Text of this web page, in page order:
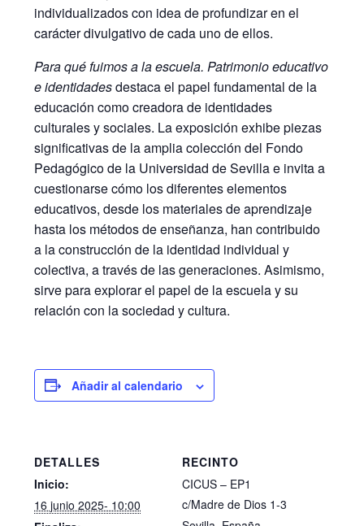
individualizados con idea de profundizar en el
carácter divulgativo de cada uno de ellos.
Para qué fuimos a la escuela. Patrimonio educativo
e identidadesdestaca el papel fundamental de la
educación como creadora de identidades
culturales y sociales. La exposición exhibe piezas
significativas de la amplia colección del Fondo
Pedagógico de la Universidad de Sevilla e invita a
cuestionarse cómo los diferentes elementos
educativos, desde los materiales de aprendizaje
hasta los métodos de enseñanza, han contribuido
a la construcción de la identidad individual y
colectiva, a través de las generaciones. Asimismo,
sirve para explorar el papel de la escuela y su
relación con la sociedad y cultura.
Añadir al calendario
DETALLES
Inicio:
16 junio 2025- 10:00
RECINTO
CICUS – EP1
c/Madre de Dios 1-3